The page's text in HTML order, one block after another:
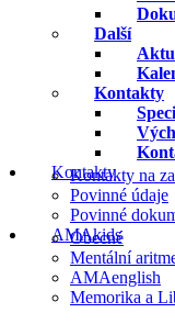
Další
Kontakty
Kontakty
Kontakty na
Povinné údaje
Povinné
AMAkids
Obecné
Mentální
AMAenglish
Memorika a